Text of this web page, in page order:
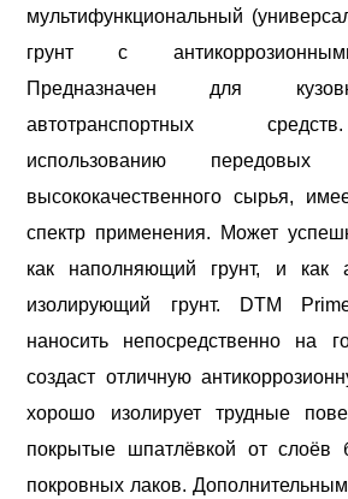
мультифункциональный
грунт с
Предназначен для
автотранспортных
использованию
высококачественного сырья,
спектр применения. Может
как наполняющий грунт, и как
изолирующий грунт. DTM
наносить непосредственно на
создаст отличную
хорошо изолирует трудные
покрытые шпатлёвкой от слоёв
покровных лаков.